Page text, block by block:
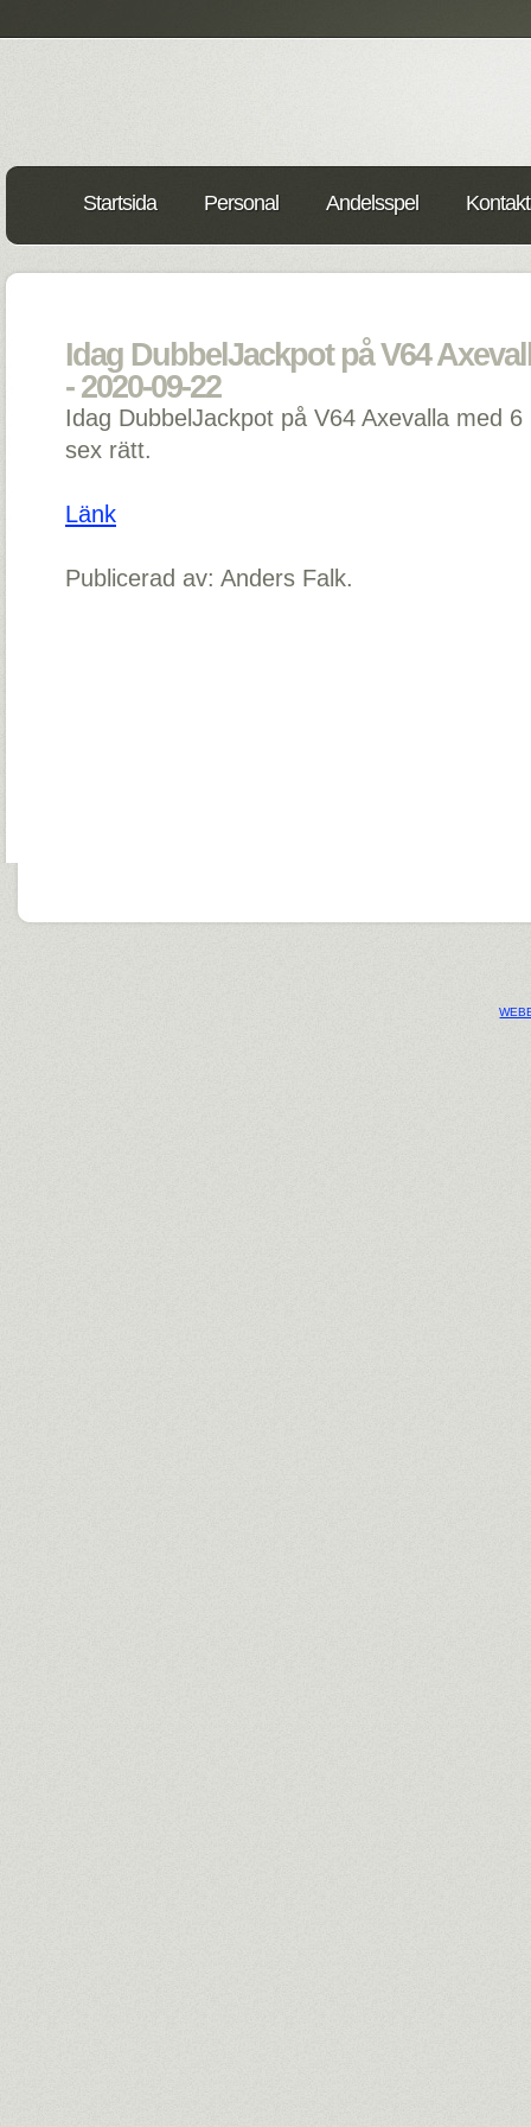
Startsida Personal Andelsspel
Idag DubbelJackpot på V64
- 2020-09-22
Idag DubbelJackpot på V64 Axevalla med
sex rätt.
Länk
Publicerad av: Anders Falk.